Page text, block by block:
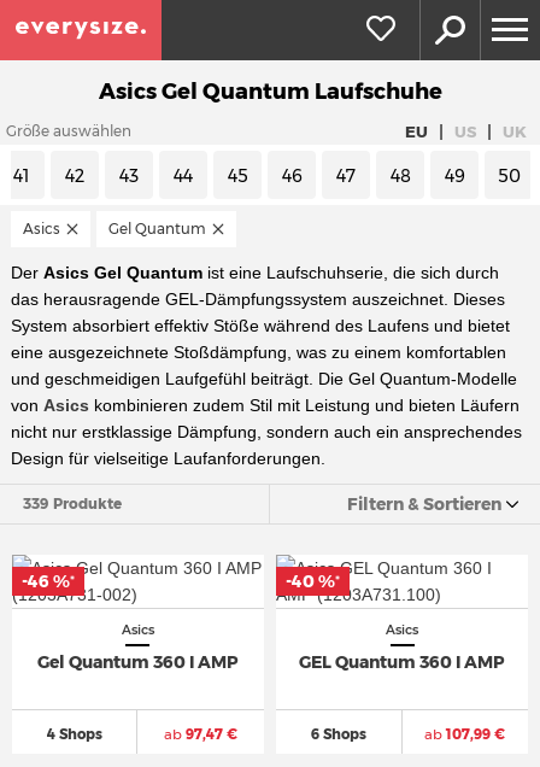
Asics Gel Quantum Laufschuhe
Größe auswählen EU | US | UK
41 42 43 44 45 46 47 48 49 50
Asics Gel Quantum
Der Asics Gel Quantumist eine Laufschuhserie, die sich durch
das herausragende GEL-Dämpfungssystem auszeichnet. Dieses
System absorbiert effektiv Stöße während des Laufens und bietet
eine ausgezeichnete Stoßdämpfung, was zu einem komfortablen
und geschmeidigen Laufgefühl beiträgt. Die Gel Quantum-Modelle
von Asics kombinieren zudem Stil mit Leistung und bieten Läufern
nicht nur erstklassige Dämpfung, sondern auch ein ansprechendes
Design für vielseitige Laufanforderungen.
339 Produkte Filtern & Sortieren
Asics
Gel Quantum 360 I AMP
4 Shops ab97,47 €
-46 %*
Asics
GEL Quantum 360 I AMP
6 Shops ab107,99 €
-40 %*